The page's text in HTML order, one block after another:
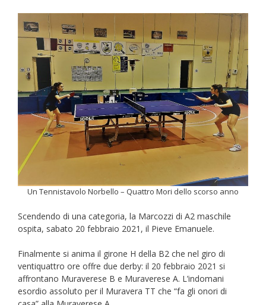
Un Tennistavolo Norbello – Quattro Mori dello scorso anno
Scendendo di una categoria, la Marcozzi di A2 maschile
ospita, sabato 20 febbraio 2021, il Pieve Emanuele.
Finalmente si anima il girone H della B2 che nel giro di
ventiquattro ore offre due derby: il 20 febbraio 2021 si
affrontano Muraverese B e Muraverese A. L’indomani
esordio assoluto per il Muravera TT che “fa gli onori di